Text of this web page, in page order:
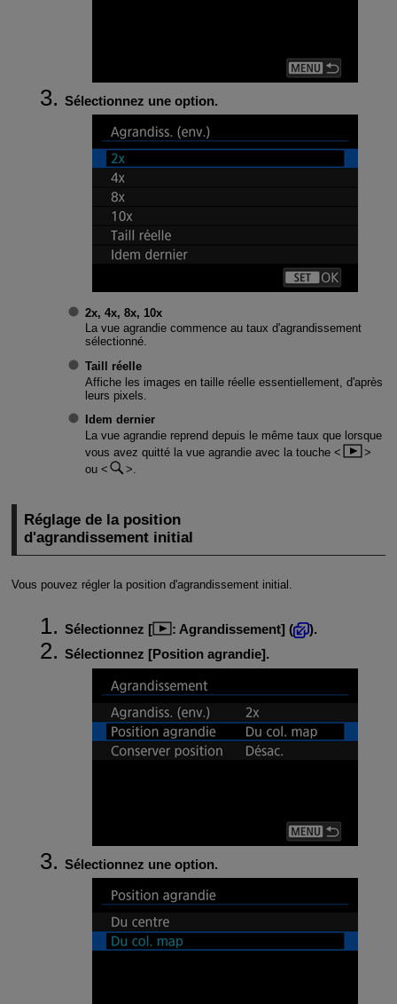
Sélectionnez une option.
2x, 4x, 8x, 10x
La vue agrandie commence au taux d'agrandissement
sélectionné.
Taill réelle
Affiche les images en taille réelle essentiellement, d'après
leurs pixels.
Idem dernier
La vue agrandie reprend depuis le même taux que lorsque
vous avez quitté la vue agrandie avec la touche
ou
.
Réglage de la position
d'agrandissement initial
Vous pouvez régler la position d'agrandissement initial.
Sélectionnez [ : Agrandissement] (
).
Sélectionnez [Position agrandie].
Sélectionnez une option.